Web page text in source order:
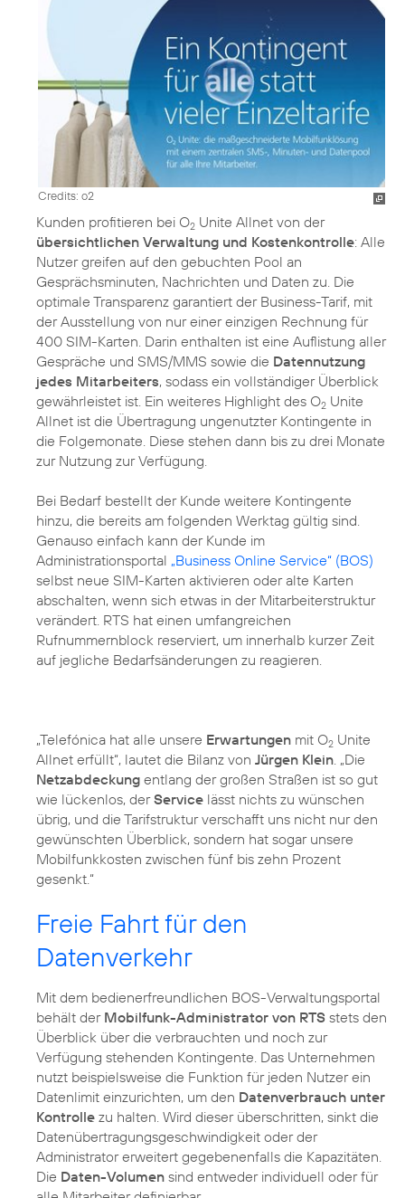
Credits: o2
Kunden profitieren bei O2 Unite Allnet von der
übersichtlichen Verwaltung und Kostenkontrolle: Alle
Nutzer greifen auf den gebuchten Pool an
Gesprächsminuten, Nachrichten und Daten zu. Die
optimale Transparenz garantiert der Business-Tarif, mit
der Ausstellung von nur einer einzigen Rechnung für
400 SIM-Karten. Darin enthalten ist eine Auflistung aller
Gespräche und SMS/MMS sowie die Datennutzung
jedes Mitarbeiters, sodass ein vollständiger Überblick
gewährleistet ist. Ein weiteres Highlight des O2 Unite
Allnet ist die Übertragung ungenutzter Kontingente in
die Folgemonate. Diese stehen dann bis zu drei Monate
zur Nutzung zur Verfügung.
Bei Bedarf bestellt der Kunde weitere Kontingente
hinzu, die bereits am folgenden Werktag gültig sind.
Genauso einfach kann der Kunde im
Administrationsportal „Business Online Service“ (BOS)
selbst neue SIM-Karten aktivieren oder alte Karten
abschalten, wenn sich etwas in der Mitarbeiterstruktur
verändert. RTS hat einen umfangreichen
Rufnummernblock reserviert, um innerhalb kurzer Zeit
auf jegliche Bedarfsänderungen zu reagieren.
„Telefónica hat alle unsere Erwartungen mit O2 Unite
Allnet erfüllt“, lautet die Bilanz von Jürgen Klein. „Die
Netzabdeckung entlang der großen Straßen ist so gut
wie lückenlos, derService lässt nichts zu wünschen
übrig, und die Tarifstruktur verschafft uns nicht nur den
gewünschten Überblick, sondern hat sogar unsere
Mobilfunkkosten zwischen fünf bis zehn Prozent
gesenkt.“
Freie Fahrt für den
Datenverkehr
Mit dem bedienerfreundlichen BOS-Verwaltungsportal
behält der Mobilfunk-Administrator von RTS stets den
Überblick über die verbrauchten und noch zur
Verfügung stehenden Kontingente. Das Unternehmen
nutzt beispielsweise die Funktion für jeden Nutzer ein
Datenlimit einzurichten, um den Datenverbrauch unter
Kontrolle zu halten. Wird dieser überschritten, sinkt die
Datenübertragungsgeschwindigkeit oder der
Administrator erweitert gegebenenfalls die Kapazitäten.
Die Daten-Volumen sind entweder individuell oder für